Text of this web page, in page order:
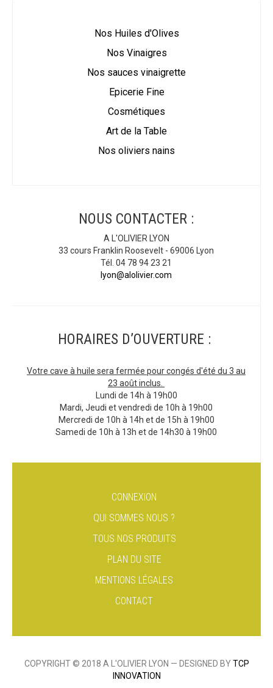
Nos Huiles d'Olives
Nos Vinaigres
Nos sauces vinaigrette
Epicerie Fine
Cosmétiques
Art de la Table
Nos oliviers nains
NOUS CONTACTER :
A L'OLIVIER LYON
33 cours Franklin Roosevelt - 69006 Lyon
Tél. 04 78 94 23 21
lyon@alolivier.com
HORAIRES D’OUVERTURE :
Votre cave à huile sera fermée pour congés d'été du 3 au
23 août inclus.
Lundi de 14h à 19h00
Mardi, Jeudi et vendredi de 10h à 19h00
Mercredi de 10h à 14h et de 15h à 19h00
Samedi de 10h à 13h et de 14h30 à 19h00
CONNEXION
QUI SOMMES NOUS ?
TOUS NOS PRODUITS
PLAN DU SITE
MENTIONS LÉGALES
CONTACT
COPYRIGHT © 2018 A L'OLIVIER LYON — DESIGNED BYTCP
INNOVATION